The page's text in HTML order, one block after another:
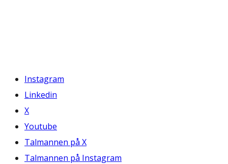
Instagram
Linkedin
X
Youtube
Talmannen på X
Talmannen på Instagram